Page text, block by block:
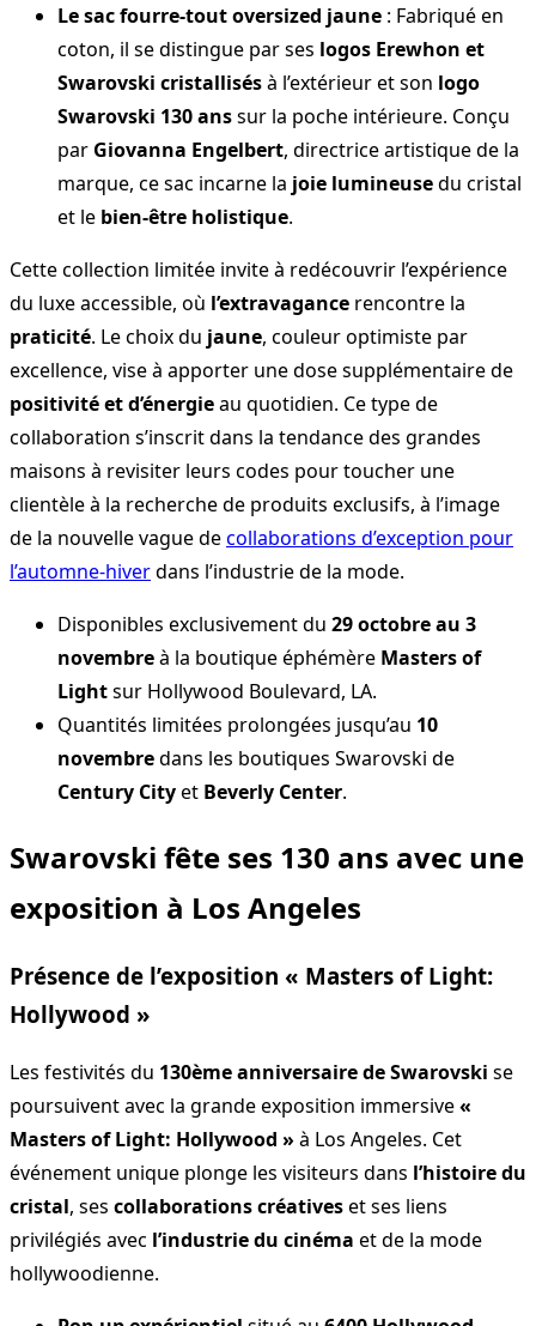
Le sac fourre-tout oversized jaune : Fabriqué en
coton, il se distingue par ses logos Erewhon et
Swarovski cristallisésà l’extérieur et son logo
Swarovski 130 anssur la poche intérieure. Conçu
par Giovanna Engelbert, directrice artistique de la
marque, ce sac incarne la joie lumineusedu cristal
et le bien-être holistique.
Cette collection limitée invite à redécouvrir l’expérience
du luxe accessible, où l’extravagance rencontre la
praticité. Le choix du jaune, couleur optimiste par
excellence, vise à apporter une dose supplémentaire de
positivité et d’énergieau quotidien. Ce type de
collaboration s’inscrit dans la tendance des grandes
maisons à revisiter leurs codes pour toucher une
clientèle à la recherche de produits exclusifs, à l’image
de la nouvelle vague decollaborations d’exception pour
l’automne-hiverdans l’industrie de la mode.
Disponibles exclusivement du 29 octobre au 3
novembreà la boutique éphémère Masters of
Lightsur Hollywood Boulevard, LA.
Quantités limitées prolongées jusqu’au 10
novembredans les boutiques Swarovski de
Century Cityet Beverly Center.
Swarovski fête ses 130 ans avec une
exposition à Los Angeles
Présence de l’exposition « Masters of Light:
Hollywood »
Les festivités du 130ème anniversaire de Swarovski se
poursuivent avec la grande exposition immersive«
Masters of Light: Hollywood »à Los Angeles. Cet
événement unique plonge les visiteurs dans l’histoire du
cristal, ses collaborations créativeset ses liens
privilégiés avec l’industrie du cinéma et de la mode
hollywoodienne.